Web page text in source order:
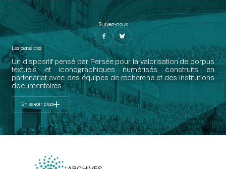
Suivez-nous
Les perséides
Un dispositif pensé par Persée pour la valorisation de corpus
textuels et iconographiques numérisés construits en
partenariat avec des équipes de recherche et des institutions
documentaires.
En savoir plus